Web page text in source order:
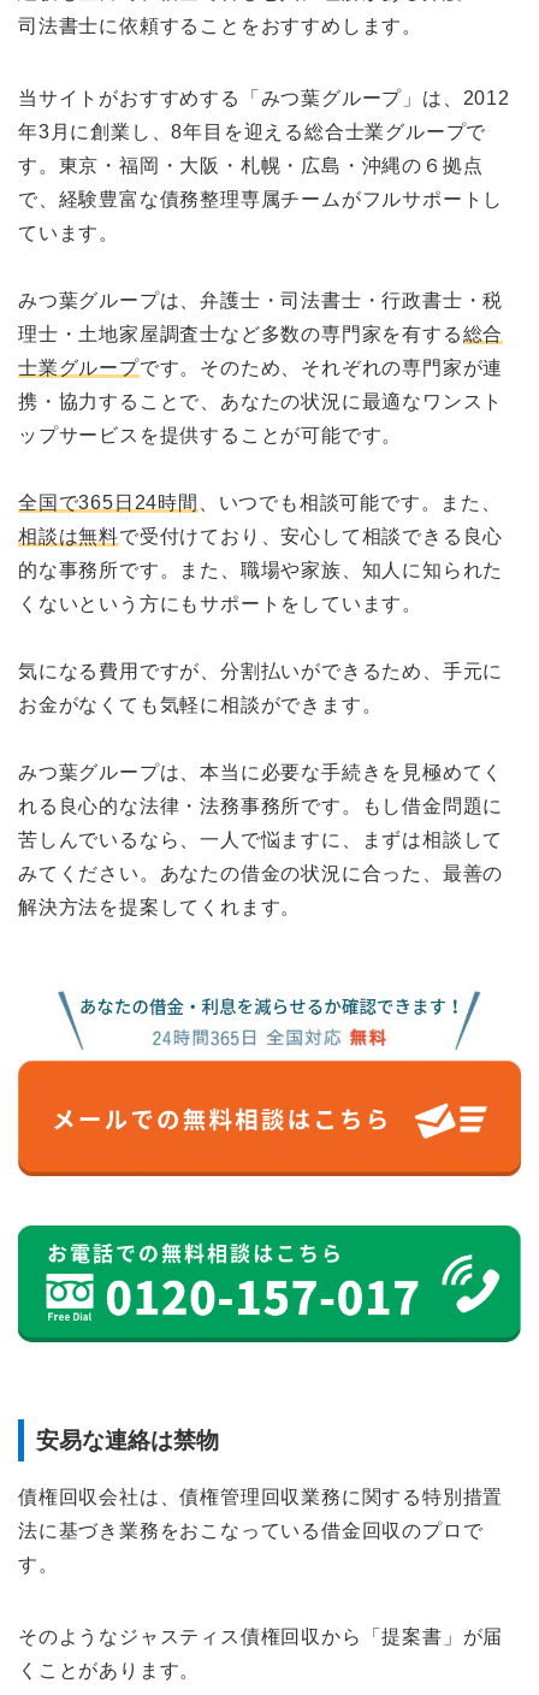
司法書士に依頼することをおすすめします。
当サイトがおすすめする「みつ葉グループ」は、2012
年3月に創業し、8年目を迎える総合士業グループで
す。東京・福岡・大阪・札幌・広島・沖縄の６拠点
で、経験豊富な債務整理専属チームがフルサポートし
ています。
みつ葉グループは、弁護士・司法書士・行政書士・税
理士・土地家屋調査士など多数の専門家を有する総合
士業グループです。そのため、それぞれの専門家が連
携・協力することで、あなたの状況に最適なワンスト
ップサービスを提供することが可能です。
全国で365日24時間
、いつでも相談可能です。また、
相談は無料で受付けており、安心して相談できる良心
的な事務所です。また、職場や家族、知人に知られた
くないという方にもサポートをしています。
気になる費用ですが、分割払いができるため、手元に
お金がなくても気軽に相談ができます。
みつ葉グループは、本当に必要な手続きを見極めてく
れる良心的な法律・法務事務所です。もし借金問題に
苦しんでいるなら、一人で悩ますに、まずは相談して
みてください。あなたの借金の状況に合った、最善の
解決方法を提案してくれます。
安易な連絡は禁物
債権回収会社は、債権管理回収業務に関する特別措置
法に基づき業務をおこなっている借金回収のプロで
す。
そのようなジャスティス債権回収から「提案書」が届
くことがあります。